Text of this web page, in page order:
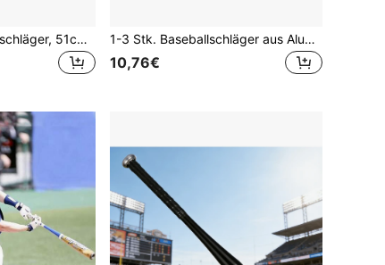
1/2 Stücke Baseballschläger, 51cm/20 Zoll Aluminiumlegierung Baseballschläger, Softballschläger, hochharter Baseballschläger für Outdoor-Sport, Softballspiele, Baseballspiele, Mannschaftssport, Sportveranstaltungen und Baseballtraining 1-3 Stk. Baseballschläger aus Aluminiumlegierung mit Handschuhen, Unisex Profi-Trainingsschläger für Schüler, Fitness, Schule & Baseballfeld
10,76€